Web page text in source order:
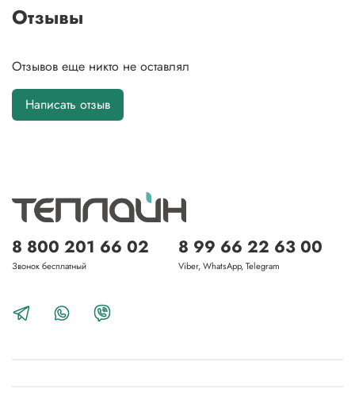
Отзывы
Отзывов еще никто не оставлял
Написать отзыв
8 800 201 66 02
Звонок бесплатный
8 99 66 22 63 00
Viber, WhatsApp, Telegram